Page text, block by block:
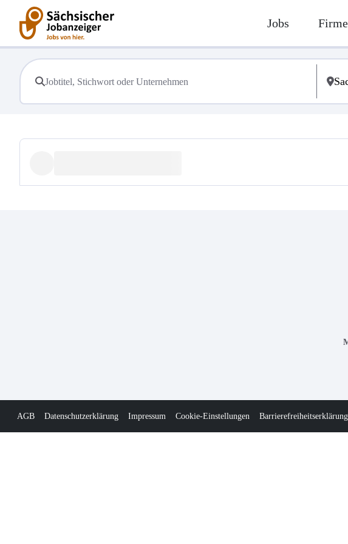
Jobs
AGB Datenschutzerklärung Impressum Cookie-Einstellungen Barrierefreiheitserklärung